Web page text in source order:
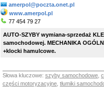
amerpol@poczta.onet.pl
www.amerpol.pl
77 454 79 27
AUTO-SZYBY wymiana-sprzedaż
samochodowej. MECHANIKA
+klocki hamulcowe.
Słowa kluczowe: szyby samochodowe
części motoryzacyjne tłumiki